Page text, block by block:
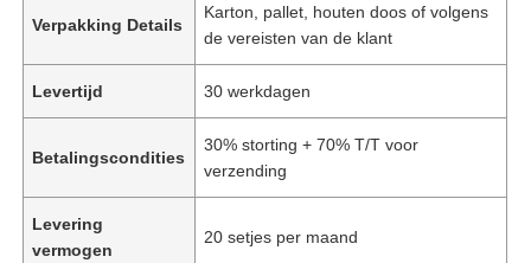
Verpakking Details
Karton, pallet, houten doos of volgens
de vereisten van de klant
Levertijd 30 werkdagen
Betalingscondities
30% storting + 70% T/T voor
verzending
Levering
vermogen
20 setjes per maand